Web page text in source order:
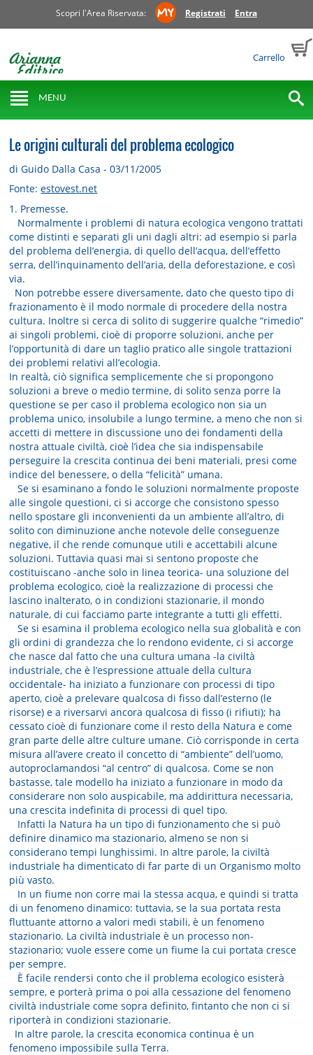
Scopri l'Area Riservata: Registrati Entra
Carrello
MENU
Le origini culturali del problema ecologico
di Guido Dalla Casa - 03/11/2005
Fonte:estovest.net
1. Premesse.
Normalmente i problemi di natura ecologica vengono trattati
come distinti e separati gli uni dagli altri: ad esempio si parla
del problema dell’energia, di quello dell’acqua, dell’effetto
serra, dell’inquinamento dell’aria, della deforestazione, e così
via.
Non potrebbe essere diversamente, dato che questo tipo di
frazionamento è il modo normale di procedere della nostra
cultura. Inoltre si cerca di solito di suggerire qualche “rimedio”
ai singoli problemi, cioè di proporre soluzioni, anche per
l’opportunità di dare un taglio pratico alle singole trattazioni
dei problemi relativi all’ecologia.
In realtà, ciò significa semplicemente che si propongono
soluzioni a breve o medio termine, di solito senza porre la
questione se per caso il problema ecologico non sia un
problema unico, insolubile a lungo termine, a meno che non si
accetti di mettere in discussione uno dei fondamenti della
nostra attuale civiltà, cioè l’idea che sia indispensabile
perseguire la crescita continua dei beni materiali, presi come
indice del benessere, o della “felicità” umana.
Se si esaminano a fondo le soluzioni normalmente proposte
alle singole questioni, ci si accorge che consistono spesso
nello spostare gli inconvenienti da un ambiente all’altro, di
solito con diminuzione anche notevole delle conseguenze
negative, il che rende comunque utili e accettabili alcune
soluzioni. Tuttavia quasi mai si sentono proposte che
costituiscano -anche solo in linea teorica- una soluzione del
problema ecologico, cioè la realizzazione di processi che
lascino inalterato, o in condizioni stazionarie, il mondo
naturale, di cui facciamo parte integrante a tutti gli effetti.
Se si esamina il problema ecologico nella sua globalità e con
gli ordini di grandezza che lo rendono evidente, ci si accorge
che nasce dal fatto che una cultura umana -la civiltà
industriale, che è l’espressione attuale della cultura
occidentale- ha iniziato a funzionare con processi di tipo
aperto, cioè a prelevare qualcosa di fisso dall’esterno (le
risorse) e a riversarvi ancora qualcosa di fisso (i rifiuti); ha
cessato cioè di funzionare come il resto della Natura e come
gran parte delle altre culture umane. Ciò corrisponde in certa
misura all’avere creato il concetto di “ambiente” dell’uomo,
autoproclamandosi “al centro” di qualcosa. Come se non
bastasse, tale modello ha iniziato a funzionare in modo da
considerare non solo auspicabile, ma addirittura necessaria,
una crescita indefinita di processi di quel tipo.
Infatti la Natura ha un tipo di funzionamento che si può
definire dinamico ma stazionario, almeno se non si
considerano tempi lunghissimi. In altre parole, la civiltà
industriale ha dimenticato di far parte di un Organismo molto
più vasto.
In un fiume non corre mai la stessa acqua, e quindi si tratta
di un fenomeno dinamico: tuttavia, se la sua portata resta
fluttuante attorno a valori medi stabili, è un fenomeno
stazionario. La civiltà industriale è un processo non-
stazionario; vuole essere come un fiume la cui portata cresce
per sempre.
È facile rendersi conto che il problema ecologico esisterà
sempre, e porterà prima o poi alla cessazione del fenomeno
civiltà industriale come sopra definito, fintanto che non ci si
riporterà in condizioni stazionarie.
In altre parole, la crescita economica continua è un
fenomeno impossibile sulla Terra.